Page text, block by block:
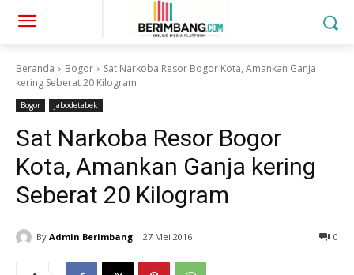
Beranda Bogor
Sat Narkoba Resor Bogor Kota, Amankan Ganja
kering Seberat 20 Kilogram
Bogor Jabodetabek
Sat Narkoba Resor Bogor
Kota, Amankan Ganja kering
Seberat 20 Kilogram
By Admin Berimbang 27 Mei 2016 0